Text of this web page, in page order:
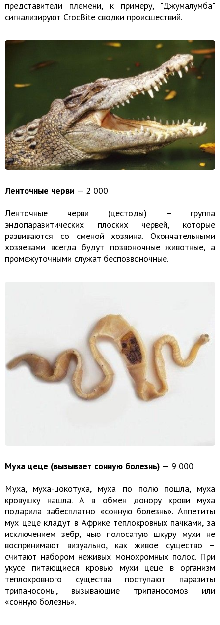
представители племени, к примеру, "Джумалумба"
сигнализируют CrocBite сводки происшествий.
Ленточные черви — 2 000
Ленточные черви (цестоды) – группа
эндопаразитических плоских червей, которые
развиваются со сменой хозяина. Окончательными
хозяевами всегда будут позвоночные животные, а
промежуточными служат беспозвоночные.
Муха цеце (вызывает сонную болезнь) — 9 000
Муха, муха-цокотуха, муха по полю пошла, муха
кровушку нашла. А в обмен донору крови муха
подарила забесплатно «сонную болезнь». Аппетиты
мух цеце кладут в Африке теплокровных пачками, за
исключением зебр, чью полосатую шкуру мухи не
воспринимают визуально, как живое существо –
считают набором неживых монохромных полос. При
укусе питающиеся кровью мухи цеце в организм
теплокровного существа поступают паразиты
трипаносомы, вызывающие трипаносомоз или
«сонную болезнь».